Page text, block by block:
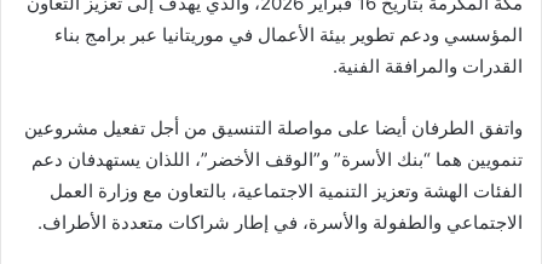
المؤسسي ودعم تطوير بيئة الأعمال في موريتانيا عبر برامج بناء
القدرات والمرافقة الفنية.
واتفق الطرفان أيضا على مواصلة التنسيق من أجل تفعيل مشروعين
تنمويين هما “بنك الأسرة” و”الوقف الأخضر”، اللذان يستهدفان دعم
الفئات الهشة وتعزيز التنمية الاجتماعية، بالتعاون مع وزارة العمل
الاجتماعي والطفولة والأسرة، في إطار شراكات متعددة الأطراف.